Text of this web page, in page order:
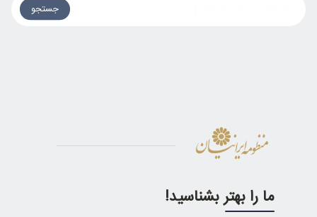
جستجو
ما را بهتر بشناسید!